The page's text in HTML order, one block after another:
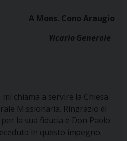
A Mons. Cono Araugio
Vicario Generale
chiama a servire la Chiesa
Missionaria. Ringrazio di
la sua fiducia e Don Paolo
in questo impegno.